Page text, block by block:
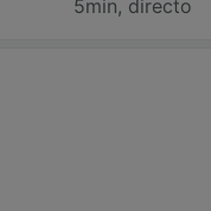
5min, directo